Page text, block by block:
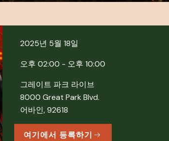
2025년 5월 18일
오후 02:00 - 오후 10:00
그레이트 파크 라이브
8000 Great Park Blvd.
어바인, 92618
여기에서 등록하기